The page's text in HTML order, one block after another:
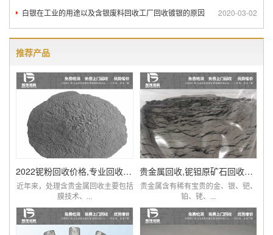
2020-03-02
白银在工业的用途以及含银废料回收工厂回收镀银的原因
推荐产品
2022铌粉回收价格,专业回收含铌废料厂家查询
近年来，处理含贵金属回收主要包括
膜技术、...
贵金属回收,铌钽原矿石回收提炼厂家,价比同优
贵金属含有稀有宝贵的金、银、钯、
铂、铑、...